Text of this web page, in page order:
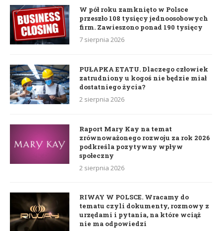
W pół roku zamknięto w Polsce
przeszło 108 tysięcy jednoosobowych
firm. Zawieszono ponad 190 tysięcy
7 sierpnia 2026
PUŁAPKA ETATU. Dlaczego człowiek
zatrudniony u kogoś nie będzie miał
dostatniego życia?
2 sierpnia 2026
Raport Mary Kay na temat
zrównoważonego rozwoju za rok 2026
podkreśla pozytywny wpływ
społeczny
2 sierpnia 2026
RIWAY W POLSCE. Wracamy do
tematu czyli dokumenty, rozmowy z
urzędami i pytania, na które wciąż
nie ma odpowiedzi